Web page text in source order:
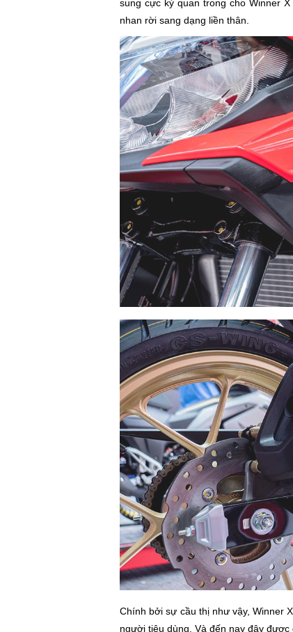
sung cực kỳ quan trong cho Winner
nhan rời sang dạng liền thân.
Chính bởi sự cầu thị như vậy, Winner
người tiêu dùng. Và đến nay đây